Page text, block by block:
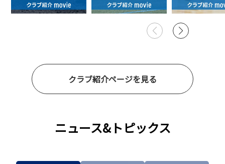
クラブ紹介ページを見る
ニュース&トピックス